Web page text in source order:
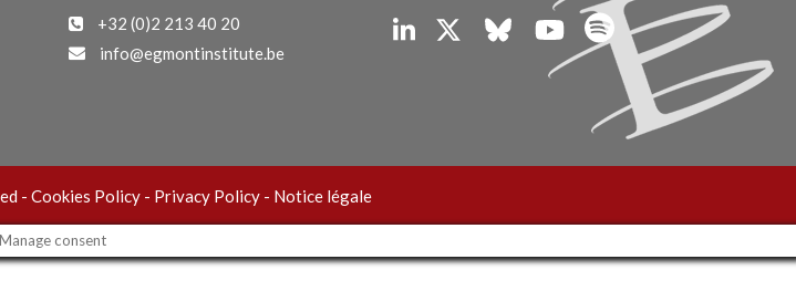
+32 (0)2 213 40 20
info@egmontinstitute.be
- Cookies Policy- Privacy Policy- Notice légale
Manage consent